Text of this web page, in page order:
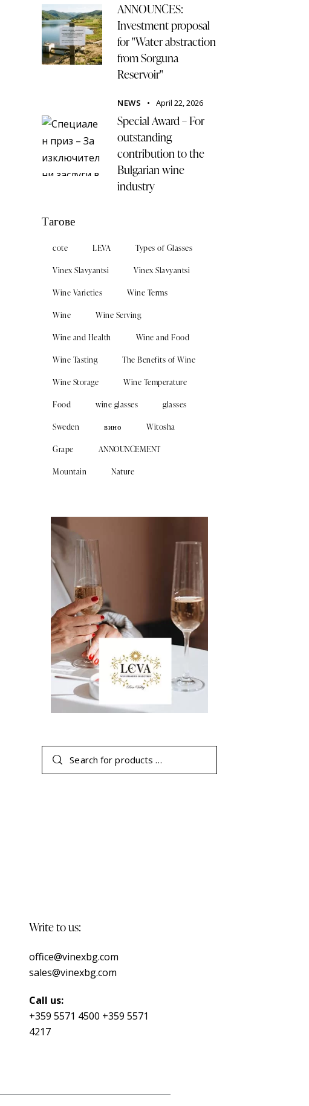
ANNOUNCES:
Investment proposal
for "Water abstraction
from Sorguna
Reservoir"
NEWS April 22, 2026
Special Award – For
outstanding
contribution to the
Bulgarian wine
industry
Тагове
cote LEVA Types of Glasses
Vinex Slavyantsi Vinex Slavyantsi
Wine Varieties Wine Terms
Wine Wine Serving
Wine and Health Wine and Food
Wine Tasting The Benefits of Wine
Wine Storage Wine Temperature
Food wine glasses glasses
Sweden вино Witosha
Grape ANNOUNCEMENT
Mountain Nature
Write to us:
office@vinexbg.com
sales@vinexbg.com
Call us:
+359 5571 4500 +359 5571
4217